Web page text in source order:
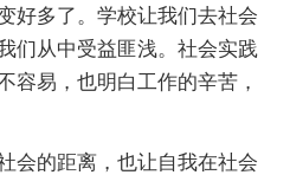
好多了。学校让我们去社会
们从中受益匪浅。社会实践
容易，也明白工作的辛苦，
的距离，也让自我在社会